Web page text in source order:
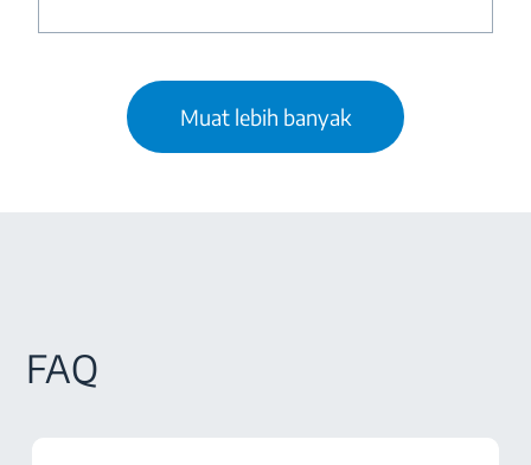
Muat lebih banyak
FAQ